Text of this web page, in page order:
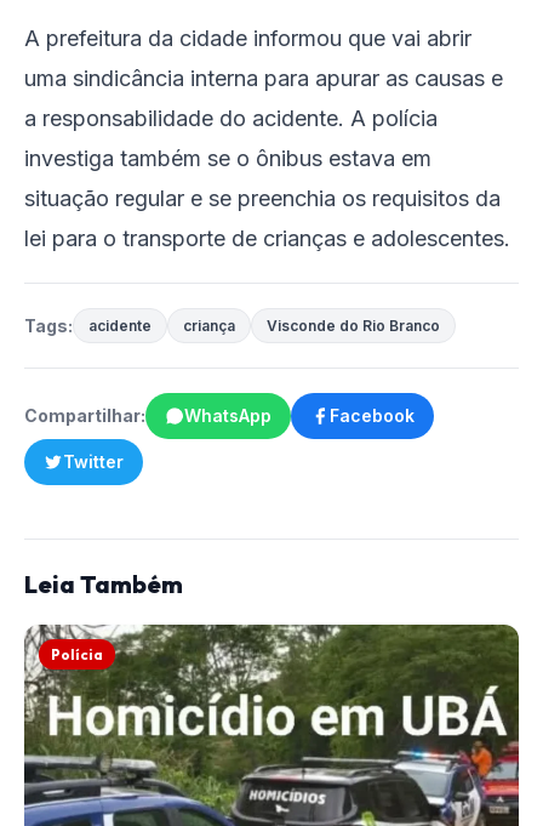
A prefeitura da cidade informou que vai abrir
uma sindicância interna para apurar as causas e
a responsabilidade do acidente. A polícia
investiga também se o ônibus estava em
situação regular e se preenchia os requisitos da
lei para o transporte de crianças e adolescentes.
Tags: acidente criança Visconde do Rio Branco
Compartilhar: WhatsApp Facebook
Twitter
Leia Também
Polícia